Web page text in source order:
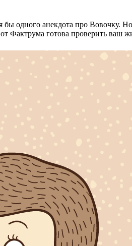
бы одного анекдота про
Фактрума готова проверить ваш